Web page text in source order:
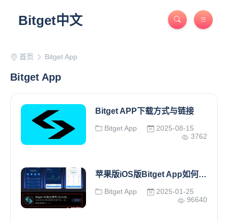
Bitget中文
首页 Bitget App
Bitget App
Bitget APP下载方式与链接
Bitget App
2025-08-15
3762
苹果版iOS版Bitget App如何下载
Bitget App
2025-01-25
96640